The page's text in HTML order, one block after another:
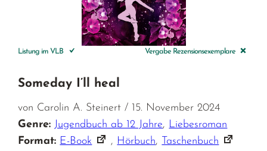
Listung im VLB Vergabe Rezensionsexemplare
Someday I’ll heal
von Carolin A. Steinert / 15. November 2024
Genre: Jugendbuch ab 12 Jahre, Liebesroman
Format: E-Book , Hörbuch, Taschenbuch